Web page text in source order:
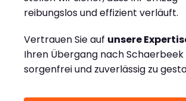
reibungslos und effizient verläuft.
Vertrauen Sie auf unsere
Ihren Übergang nach Schaerbeek
sorgenfrei und zuverlässig zu